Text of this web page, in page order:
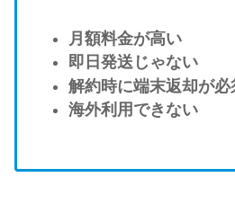
月額料金が高い
即日発送じゃない
解約時に端末返却が必
海外利用できない